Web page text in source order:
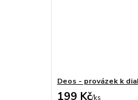
Deos - provázek k
199 Kč/ks